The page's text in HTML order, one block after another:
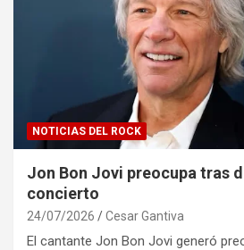
NOTICIAS DEL ROCK
Jon Bon Jovi preocupa tras
concierto
24/07/2026 Cesar Gantiva
El cantante Jon Bon Jovi generó